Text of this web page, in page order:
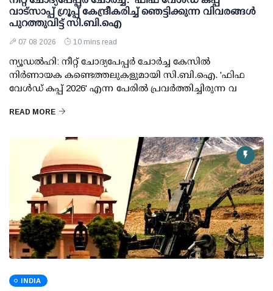
വാട്സാപ്പ് ഗ്രൂപ്പ് കേന്ദ്രീകരിച്ച് ഞെട്ടിക്കുന്ന വിവരങ്ങള്‍
പുറത്തുവിട്ട് സി.ബി.ഐ
07 08 2026 10 mins read
ന്യൂഡല്‍ഹി: നീറ്റ് ചോദ്യപേപ്പര്‍ ചോര്‍ച്ച കേസില്‍
നിര്‍ണായക കണ്ടെത്തലുകളുമായി സി.ബി.ഐ. 'ഫിഫ
വേള്‍ഡ് കപ്പ് 2026' എന്ന പേരില്‍ പ്രവര്‍ത്തിച്ചിരുന്ന വ
READ MORE
INDIA